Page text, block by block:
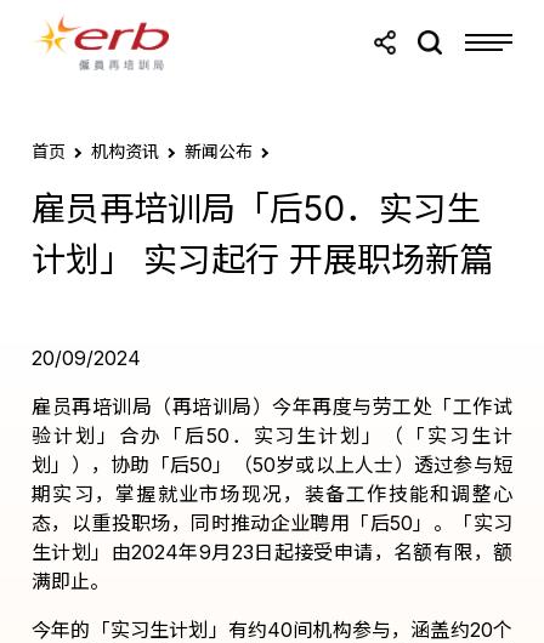
跳转至主要内容
首页 机构资讯 新闻公布
雇员再培训局「后50．实习生
计划」 实习起行 开展职场新篇
20/09/2024
雇员再培训局（再培训局）今年再度与劳工处「工作试
验计划」合办「后50 ．实习生计划」（「实习生计
划」），协助「后50 」（50岁或以上人士）透过参与短
期实习，掌握就业市场现况，装备工作技能和调整心
态，以重投职场，同时推动企业聘用「后50 」。「实习
生计划」由2024年9月23日起接受申请，名额有限，额
满即止。
今年的「实习生计划」有约40间机构参与，涵盖约20个